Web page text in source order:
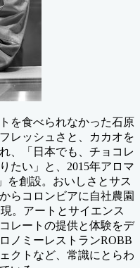
を食べられなかった石原
レッシュさと、カカオを
、「日本でも、チョコレ
たい」と、2015年アロマ
を創設。おいしさとサス
らコロンビアに自社農園
現。アートとサイエンス
レートの提供と体験をデ
ノミーレストランROBB
クトなど、常識にとらわ